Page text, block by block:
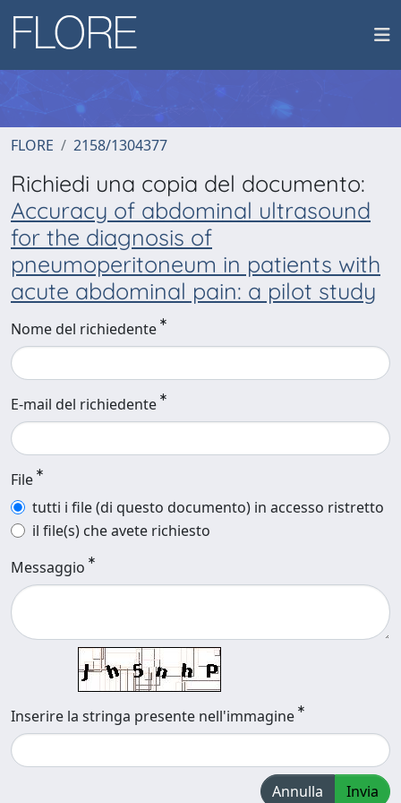
FLORE 2158/1304377
Richiedi una copia del documento:
Accuracy of abdominal ultrasound
for the diagnosis of
pneumoperitoneum in patients with
acute abdominal pain: a pilot study
Nome del richiedente
E-mail del richiedente
File
tutti i file (di questo documento) in accesso ristretto
il file(s) che avete richiesto
Messaggio
Inserire la stringa presente nell'immagine
Annulla Invia